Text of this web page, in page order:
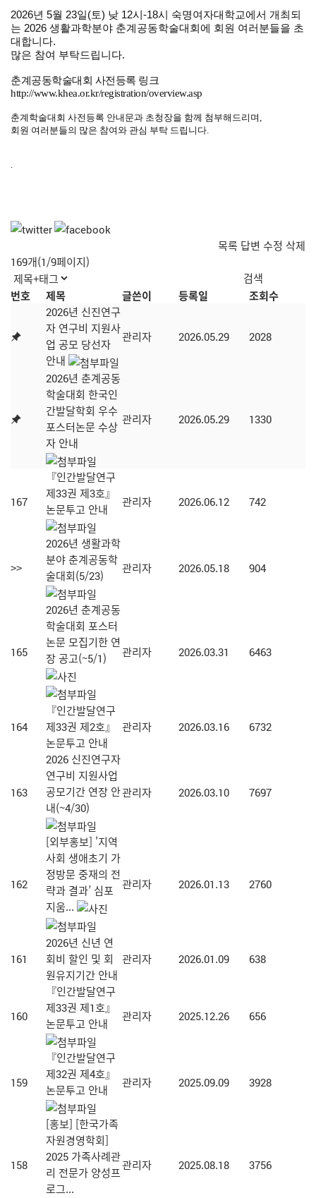
2026년 5월 23일(토) 낮 12시-18시 숙명여자대학교에서 개최되
는 2026 생활과학분야 춘계공동학술대회 에 회원 여러분들을 초
대합니다.
많은 참여 부탁드립니다.
춘계공동학술대회 사전등록 링크
http://www.khea.or.kr/registration/overview.asp
춘계학술대회 사전등록 안내문과 초청장을 함께 첨부해드리며,
회원 여러분들의 많은 참여와 관심 부탁 드립니다.
.
목록 답변 수정 삭제
169개(1/9페이지)
번호 제목 글쓴이 등록일
조회수
2026년 신진연구
자 연구비 지원사
업 공모 당선자
안내
관리자 2026.05.29 2028
2026년 춘계공동
학술대회 한국인
간발달학회 우수
포스터논문 수상
자 안내
관리자 2026.05.29 1330
167
『인간발달연구
제33권 제3호』
논문투고 안내
관리자 2026.06.12 742
>>
2026년 생활과학
분야 춘계공동학
술대회(5/23)
관리자 2026.05.18 904
165
2026년 춘계공동
학술대회 포스터
논문 모집기한 연
장 공고(~5/1)
관리자 2026.03.31 6463
164
『인간발달연구
제33권 제2호』
논문투고 안내
관리자 2026.03.16 6732
163
2026 신진연구자
연구비 지원사업
공모기간 연장 안
내(~4/30)
관리자 2026.03.10 7697
162
[외부홍보] '지역
사회 생애초기 가
정방문 중재의 전
략과 결과’ 심포
지움...
관리자 2026.01.13 2760
161
2026년 신년 연
회비 할인 및 회
원유지기간 안내
관리자 2026.01.09 638
160
『인간발달연구
제33권 제1호』
논문투고 안내
관리자 2025.12.26 656
159
『인간발달연구
제32권 제4호』
논문투고 안내
관리자 2025.09.09 3928
158
[홍보] [한국가족
자원경영학회]
2025 가족사례관
리 전문가 양성프
로그...
관리자 2025.08.18 3756